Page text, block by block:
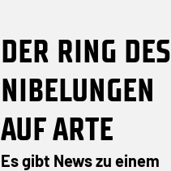
DER RING DES
NIBELUNGEN
AUF ARTE
Es gibt News zu einem